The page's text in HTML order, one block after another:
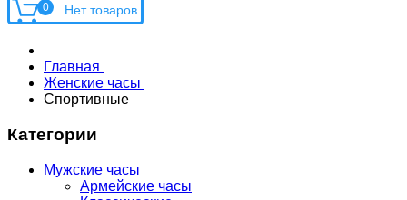
0
Главная
Женские часы
Спортивные
Категории
Мужские часы
Армейские часы